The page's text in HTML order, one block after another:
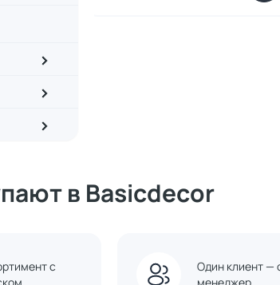
в Basicdecor
с
Один клиент —